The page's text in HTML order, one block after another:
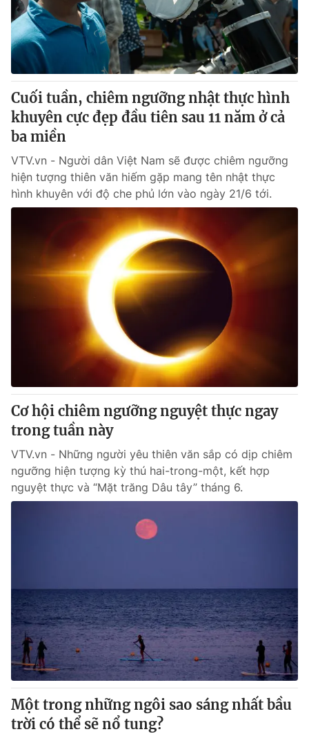
Cuối tuần, chiêm ngưỡng nhật thực hình
khuyên cực đẹp đầu tiên sau 11 năm ở cả
ba miền
VTV.vn - Người dân Việt Nam sẽ được chiêm ngưỡng
hiện tượng thiên văn hiếm gặp mang tên nhật thực
hình khuyên với độ che phủ lớn vào ngày 21/6 tới.
Cơ hội chiêm ngưỡng nguyệt thực ngay
trong tuần này
VTV.vn - Những người yêu thiên văn sắp có dịp chiêm
ngưỡng hiện tượng kỳ thú hai-trong-một, kết hợp
nguyệt thực và “Mặt trăng Dâu tây” tháng 6.
Một trong những ngôi sao sáng nhất bầu
trời có thể sẽ nổ tung?